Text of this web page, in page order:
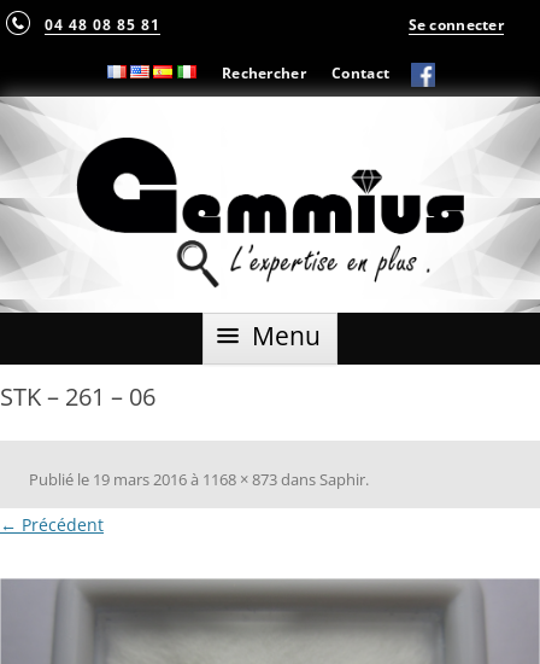
04 48 08 85 81
Rechercher Contact
Se connecter
Menu Aller
STK – 261 – 06
Publié le 19 mars 2016à 1168 × 873dans Saphir.
← Précédent